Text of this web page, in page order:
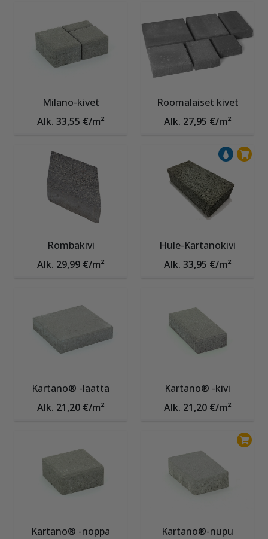
Milano-kivet
Alk. 33,55 €/m²
Roomalaiset kivet
Alk. 27,95 €/m²
Rombakivi
Alk. 29,99 €/m²
Hule-Kartanokivi
Alk. 33,95 €/m²
Kartano® -laatta
Alk. 21,20 €/m²
Kartano® -kivi
Alk. 21,20 €/m²
Kartano® -noppa
Kartano®-nupu